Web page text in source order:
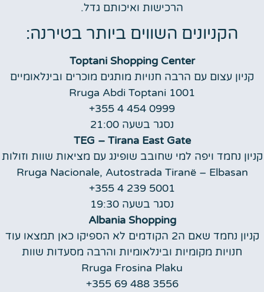
הרכישות ואיכותם גדל.
הקניונים השווים ביותר בטירנה:
Toptani Shopping Center
קניון עצום עם הרבה חנויות מותגים מוכרים ובינלאומיים
Rruga Abdi Toptani 1001
+355 4 454 0999
נסגר בשעה 21:00
TEG – Tirana East Gate
קניון נחמד ויפה למי שחובב שופינג עם מציאות שוות וזולות
Rruga Nacionale, Autostrada Tiranë – Elbasan
+355 4 239 5001
נסגר בשעה 19:30
Albania Shopping
קניון נחמד שאם ה2 הקודמים לא הספיקו כאן תמצאו עוד
חנויות מקומיות ובינלאומיות והרבה מסעדות שוות
Rruga Frosina Plaku
+355 69 488 3556